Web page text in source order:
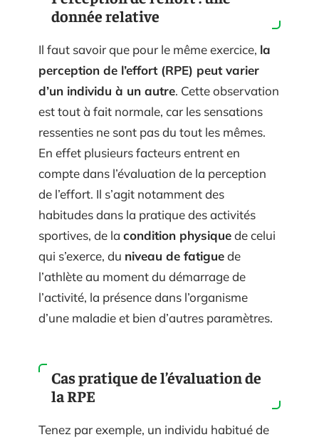
donnée relative
Il faut savoir que pour le même exercice, la
perception de l’effort (RPE) peut varier
d’un individu à un autre. Cette observation
est tout à fait normale, car les sensations
ressenties ne sont pas du tout les mêmes.
En effet plusieurs facteurs entrent en
compte dans l’évaluation de la perception
de l’effort. Il s’agit notamment des
habitudes dans la pratique des activités
sportives, de la condition physiquede celui
qui s’exerce, du niveau de fatiguede
l’athlète au moment du démarrage de
l’activité, la présence dans l’organisme
d’une maladie et bien d’autres paramètres.
Cas pratique de l’évaluation de
la RPE
Tenez par exemple, un individu habitué de